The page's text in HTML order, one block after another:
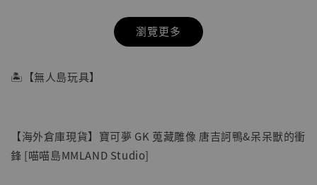
瀏覽更多
🏝【無人島玩具】
【海外倉庫現貨】寶可夢 GK 蒐藏雕像 唐吉訶鴨&呆呆獸的衝
鋒 [喵喵島MMLAND Studio]